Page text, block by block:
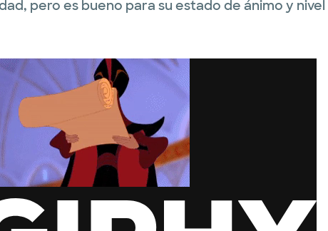
pero es bueno para su estado de ánimo y